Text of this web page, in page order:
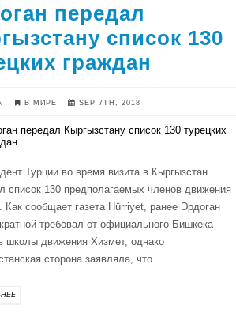
передал
список 130
граждан
В МИРЕ SEP 7TH, 2018
Турции во время визита в Кыргызстан
список 130 предполагаемых членов движения
Как сообщает газета Hürriyet, ранее Эрдоган
требовал от официального Бишкека
школы движения Хизмет, однако
сторона заявляла, что